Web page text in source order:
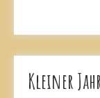
Kleiner